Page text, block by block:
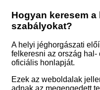
Hogyan keresem
szabályokat?
A helyi jéghorgászati
felkeresni az ország
oficiális honlapját.
Ezek az weboldalak